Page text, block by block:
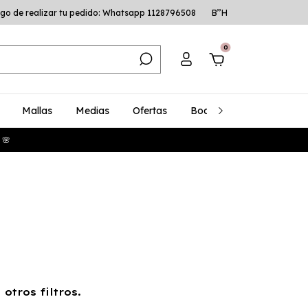
de realizar tu pedido: Whatsapp 1128796508 B’’H
0
Mallas Medias Ofertas Bodys
otros filtros.